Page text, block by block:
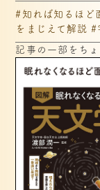
#知れば知るほど
をまじえて解説
記事の一部をち